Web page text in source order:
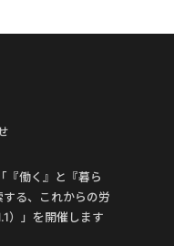
『働く』と『暮ら
る、これからの労
）」を開催します